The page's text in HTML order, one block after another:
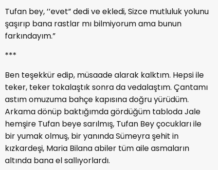
Tufan bey, ’’evet” dedi ve ekledi, Sizce mutluluk yolunu
şaşırıp bana rastlar mı bilmiyorum ama bunun
farkındayım.”
***
Ben teşekkür edip, müsaade alarak kalktım. Hepsi ile
teker, teker tokalaştık sonra da vedalaştım. Çantamı
astım omuzuma bahçe kapısına doğru yürüdüm.
Arkama dönüp baktığımda gördüğüm tabloda Jale
hemşire Tufan beye sarılmış, Tufan Bey çocukları ile
bir yumak olmuş, bir yanında Sümeyra şehit in
kızkardeşi, Maria Bilana abiler tüm aile asmaların
altında bana el sallıyorlardı.